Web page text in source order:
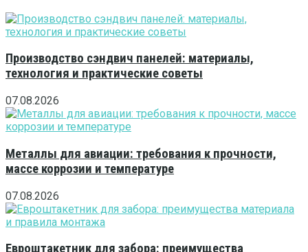
Производство сэндвич панелей: материалы,
технология и практические советы
07.08.2026
Металлы для авиации: требования к прочности,
массе коррозии и температуре
07.08.2026
Евроштакетник для забора: преимущества